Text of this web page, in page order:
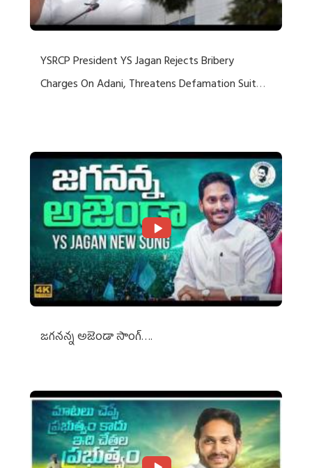
YSRCP President YS Jagan Rejects Bribery
Charges On Adani, Threatens Defamation Suit
జగనన్న అజెండా సాంగ్….